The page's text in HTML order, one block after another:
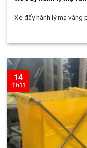
Xe đẩy hành lý mạ vàng
14
Th11